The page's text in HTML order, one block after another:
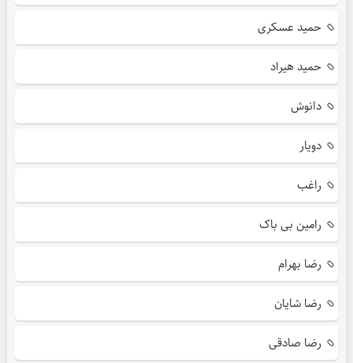
حمید عسکری
حمید هیراد
دانوش
دویار
راغب
رامین بی باک
رضا بهرام
رضا شایان
رضا صادقی